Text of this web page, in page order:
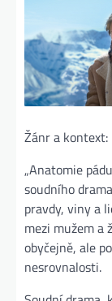
Žánr a kontext:
„Anatomie
soudního
pravdy, viny a
mezi mužem a
obyčejně, ale
nesrovnalosti.